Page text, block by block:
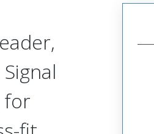
for